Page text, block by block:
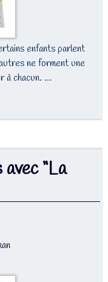
enfants parlent
ne forment une
à chacun. …
“La